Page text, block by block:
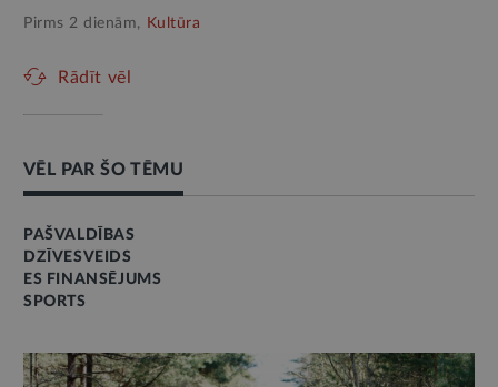
Pirms 2 dienām, Kultūra
Rādīt vēl
VĒL PAR ŠO TĒMU
PAŠVALDĪBAS
DZĪVESVEIDS
ES FINANSĒJUMS
SPORTS